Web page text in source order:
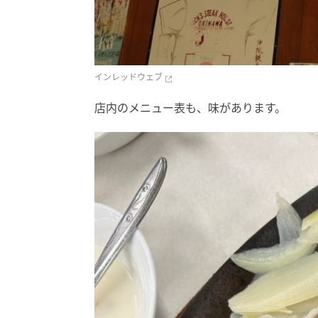
インレッドウェブ
店内のメニュー表も、味があります。